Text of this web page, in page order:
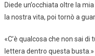
Diede un’occhiata oltre la
la nostra vita, poi tornò a
«C’è qualcosa che non sai
lettera dentro questa busta.»